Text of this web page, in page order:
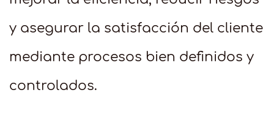
y asegurar la satisfacción del cliente
mediante procesos bien definidos y
controlados.